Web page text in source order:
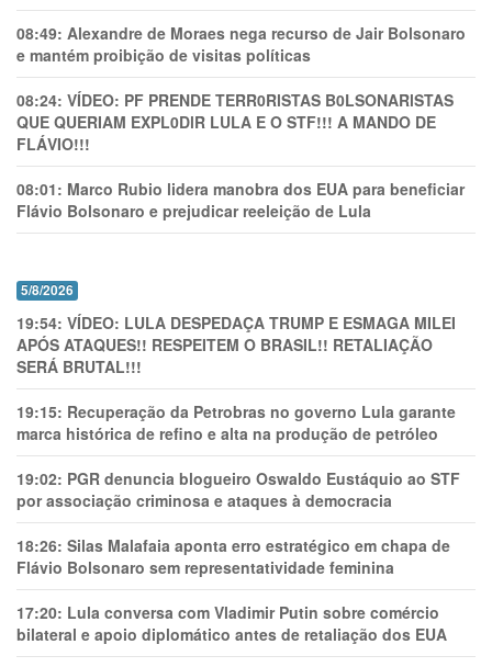
08:49: Alexandre de Moraes nega recurso de Jair Bolsonaro
e mantém proibição de visitas políticas
08:24: VÍDEO: PF PRENDE TERR0RlSTAS B0LSONARlSTAS
QUE QUERIAM EXPL0DlR LULA E O STF!!! A MANDO DE
FLÁVIO!!!
08:01: Marco Rubio lidera manobra dos EUA para beneficiar
Flávio Bolsonaro e prejudicar reeleição de Lula
5/8/2026
19:54: VÍDEO: LULA DESPEDAÇA TRUMP E ESMAGA MILEI
APÓS ATAQUES!! RESPEITEM O BRASIL!! RETALIAÇÃO
SERÁ BRUTAL!!!
19:15: Recuperação da Petrobras no governo Lula garante
marca histórica de refino e alta na produção de petróleo
19:02: PGR denuncia blogueiro Oswaldo Eustáquio ao STF
por associação criminosa e ataques à democracia
18:26: Silas Malafaia aponta erro estratégico em chapa de
Flávio Bolsonaro sem representatividade feminina
17:20: Lula conversa com Vladimir Putin sobre comércio
bilateral e apoio diplomático antes de retaliação dos EUA